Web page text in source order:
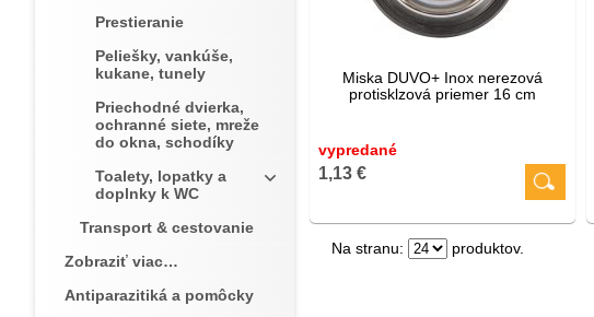
Prestieranie
Peliešky, vankúše,
kukane, tunely
Priechodné dvierka,
ochranné siete, mreže
do okna, schodíky
Toalety, lopatky a
doplnky k WC
Transport & cestovanie
Zobraziť viac…
Antiparazitiká a pomôcky
Miska DUVO+ Inox nerezová
protisklzová priemer 16 cm
vypredané
1,13 €
Na stranu: produktov.